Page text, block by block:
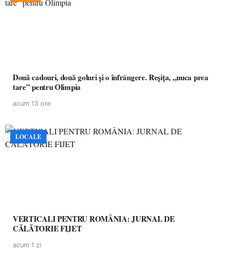
Două cadouri, două goluri și o înfrângere. Reșița, „nuca prea
tare” pentru Olimpia
acum 13 ore
LOCALE
VERTICALI PENTRU ROMÂNIA: JURNAL DE
CĂLĂTORIE FIJET
acum 1 zi